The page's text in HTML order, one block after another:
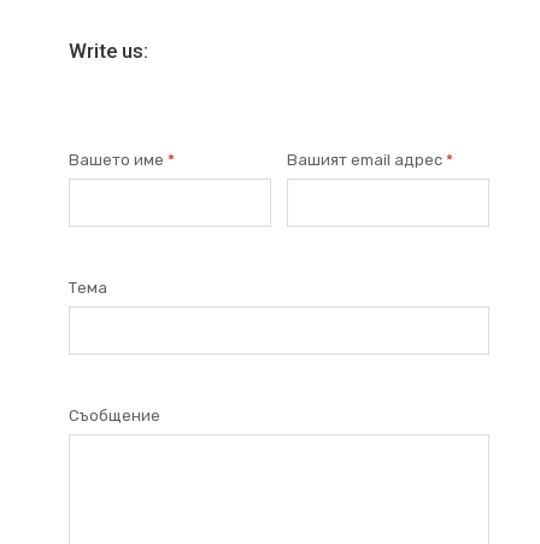
Write us:
Вашето име * Вашият email адрес*
Тема
Съобщение